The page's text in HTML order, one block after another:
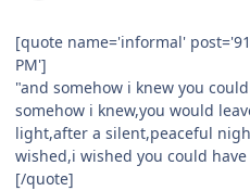
[quote name='informal'
PM']
"and somehow i knew you
somehow i knew,you would
light,after a silent,peaceful
wished,i wished you could
[/quote]